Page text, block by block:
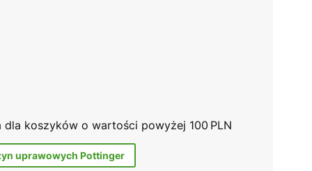
dla koszyków o wartości powyżej 100 PLN
uprawowych Pottinger